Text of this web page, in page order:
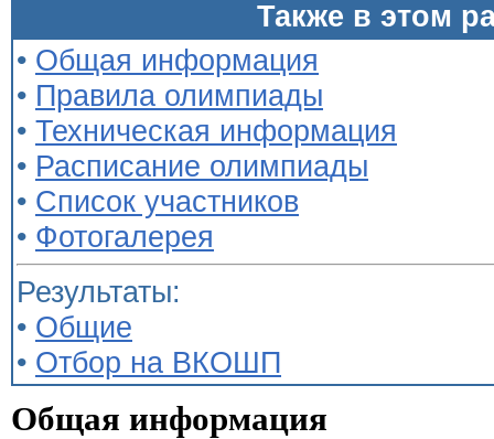
Также в этом
• Общая информация
• Правила олимпиады
• Техническая информация
• Расписание олимпиады
• Список участников
• Фотогалерея
Результаты:
• Общие
• Отбор на ВКОШП
Общая информация